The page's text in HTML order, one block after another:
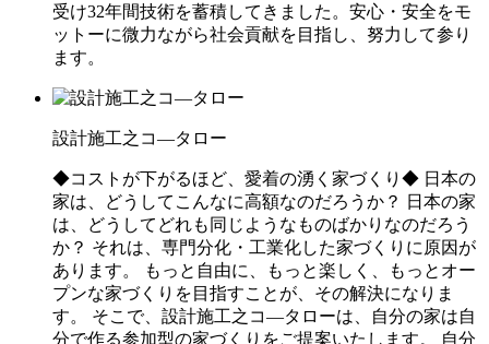
受け32年間技術を蓄積してきました。安心・安全をモ
ットーに微力ながら社会貢献を目指し、努力して参り
ます。
設計施工之コ―タロー
◆コストが下がるほど、愛着の湧く家づくり◆ 日本の
家は、どうしてこんなに高額なのだろうか？ 日本の家
は、どうしてどれも同じようなものばかりなのだろう
か？ それは、専門分化・工業化した家づくりに原因が
あります。 もっと自由に、もっと楽しく、もっとオー
プンな家づくりを目指すことが、その解決になりま
す。 そこで、設計施工之コ―タローは、自分の家は自
分で作る参加型の家づくりをご提案いたします。 自分